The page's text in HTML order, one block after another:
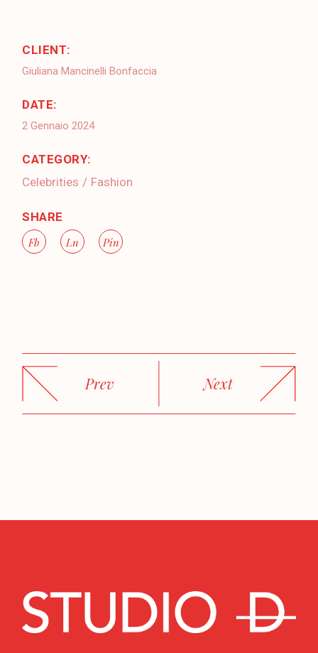
CLIENT:
Giuliana Mancinelli Bonfaccia
DATE:
2 Gennaio 2024
CATEGORY:
Celebrities
Fashion
SHARE
Fb
Ln Pin
Prev Next